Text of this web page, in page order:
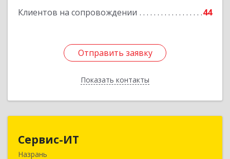
Клиентов на сопровождении 44
Отправить заявку
Показать контакты
Отправить заявку
Назад
Сервис-ИТ
Назрань